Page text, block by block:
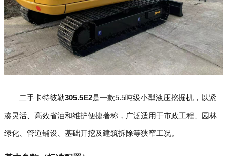
二手卡特彼勒305.5E2是一款5.5吨级小型液压挖掘机，以紧
凑灵活、高效省油和维护便捷著称，广泛适用于市政工程、园林
绿化、管道铺设、基础开挖及建筑拆除等狭窄工况。